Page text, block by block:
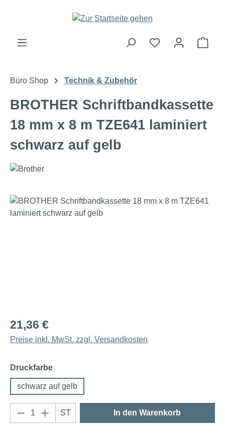
Zum Hauptinhalt springen
Büro Shop Technik & Zubehör
BROTHER Schriftbandkassette
18 mm x 8 m TZE641 laminiert
schwarz auf gelb
Bildergalerie überspringen
21,36 €
Preise inkl. MwSt. zzgl. Versandkosten
Druckfarbeauswählen
schwarz auf gelb
Produkt Anzahl: Gib den gewünschten
ST In den Warenkorb